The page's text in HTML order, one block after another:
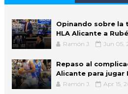
Opinando sobre la
HLA Alicante a
Ramón J. Jun 05,
Repaso al
Alicante para jugar
Ramón J. Apr 15,